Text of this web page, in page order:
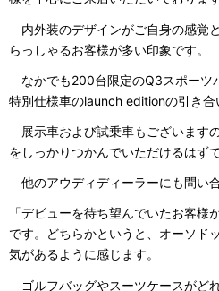
内外装のデザインがご自身の感覚
らっしゃるお客様が多い印象です。
なかでも200台限定のQ3スポーツ
特別仕様車のlaunch editionの引き合
展示車および試乗車もございます
をしっかりつかんでいただけるはずで
他のアウディディーラーにも問い
「デビューを待ち望んでいたお客様
です。どちらかというと、オーソド
気があるように感じます。
ゴルフバッグやスーツケースがど